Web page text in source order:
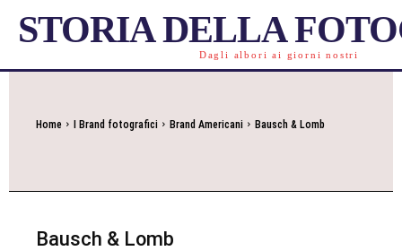
STORIA DELLA
Dagli albori ai giorni nostri
Home I Brand fotografici Brand Americani Bausch & Lomb
Bausch & Lomb